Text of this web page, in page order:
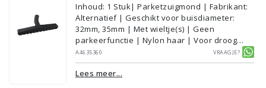
Inhoud: 1 Stuk| Parketzuigmond | Fabrikant:
Alternatief | Geschikt voor buisdiameter:
32mm, 35mm | Met wieltje(s) | Geen
parkeerfunctie | Nylon haar | Voor droog
gebruik | Breedte: 36cm | Zonder verlichting |
Zonder kliksysteem | Zwart | Wessel·Werk |
Geschikt voor vloertype: Plavuizen/Tegels,
A4635360 Vraagje?
Lees meer...